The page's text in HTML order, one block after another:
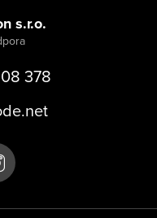
s.r.o.
378